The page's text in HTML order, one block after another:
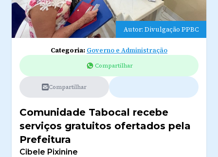
Autor: Divulgação PPBC
Categoria: Governo e Administração
Compartilhar
Compartilhar
Comunidade Tabocal recebe
serviços gratuitos ofertados pela
Prefeitura
Cibele Pixinine